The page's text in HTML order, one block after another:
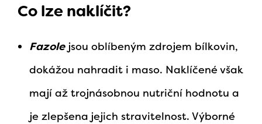
Co lze naklíčit?
Fazole jsou oblíbeným zdrojem bílkovin,
dokážou nahradit i maso. Naklíčené však
mají až trojnásobnou nutriční hodnotu a
je zlepšena jejich stravitelnost. Výborné